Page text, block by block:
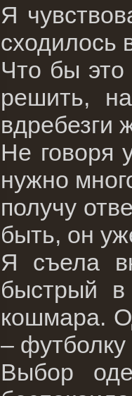
Я
сходилось
Что бы
решить,
вдребезги
Не говоря
нужно
получу
быть, он
Я съела
быстрый
кошмара.
–
Выбор